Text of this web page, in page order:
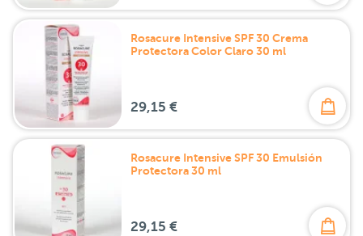
Rosacure Intensive SPF 30 Crema
Protectora Color Claro 30 ml
29,15 €
Rosacure Intensive SPF 30 Emulsión
Protectora 30 ml
29,15 €